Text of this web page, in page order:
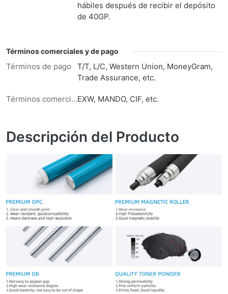
hábiles después de recibir el depósito
de 40GP.
Términos comerciales y de pago
Términos de pago
T/T, L/C, Western Union, MoneyGram,
Trade Assurance, etc.
Términos comercialesEXW, MANDO, CIF, etc.
Descripción del Producto